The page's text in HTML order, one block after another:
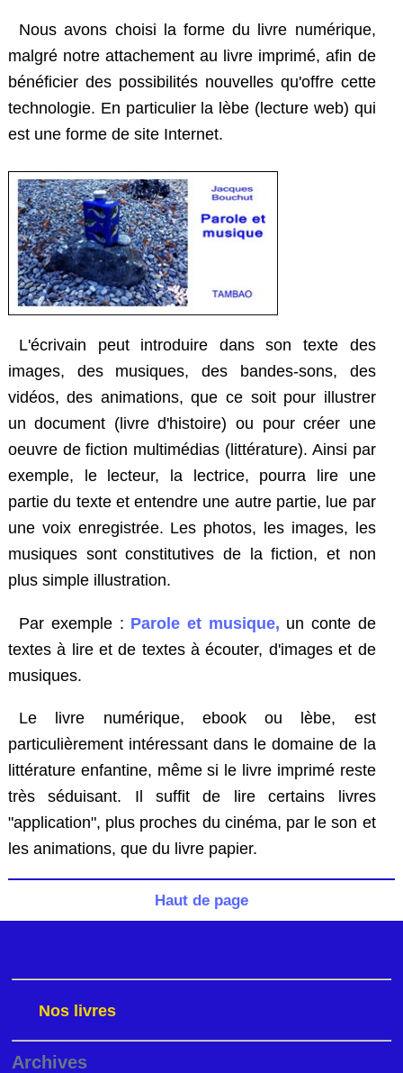
Nous avons choisi la forme du livre numérique,
malgré notre attachement au livre imprimé, afin de
bénéficier des possibilités nouvelles qu'offre cette
technologie. En particulier la lèbe (lecture web) qui
est une forme de site Internet.
L'écrivain peut introduire dans son texte des
images, des musiques, des bandes-sons, des
vidéos, des animations, que ce soit pour illustrer
un document (livre d'histoire) ou pour créer une
oeuvre de fiction multimédias (littérature). Ainsi par
exemple, le lecteur, la lectrice, pourra lire une
partie du texte et entendre une autre partie, lue par
une voix enregistrée. Les photos, les images, les
musiques sont constitutives de la fiction, et non
plus simple illustration.
Par exemple : Parole et musique, un conte de
textes à lire et de textes à écouter, d'images et de
musiques.
Le livre numérique, ebook ou lèbe, est
particulièrement intéressant dans le domaine de la
littérature enfantine, même si le livre imprimé reste
très séduisant. Il suffit de lire certains livres
"application", plus proches du cinéma, par le son et
les animations, que du livre papier.
Haut de page
Nos livres
Archives